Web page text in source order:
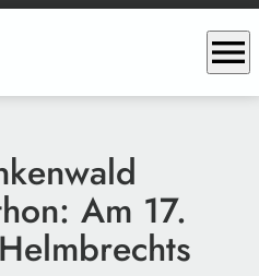
menu
Am 17.